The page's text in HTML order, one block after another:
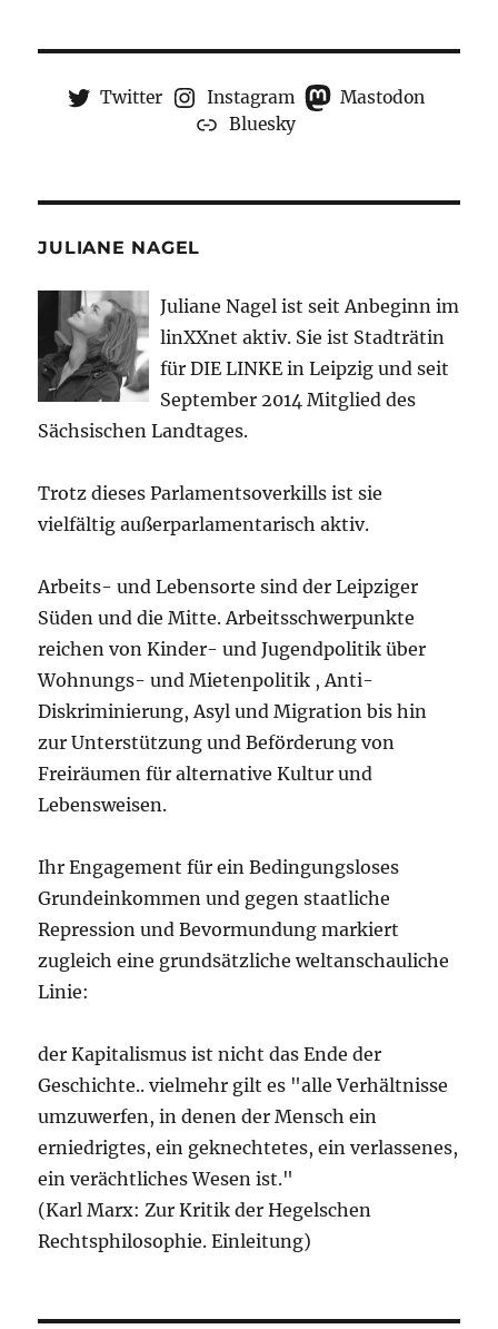
Twitter Instagram
Mastodon
Bluesky
JULIANE NAGEL
Juliane Nagel ist seit Anbeginn im
linXXnet aktiv. Sie ist Stadträtin
für DIE LINKE in Leipzig und seit
September 2014 Mitglied des
Sächsischen Landtages.
Trotz dieses Parlamentsoverkills ist sie
vielfältig außerparlamentarisch aktiv.
Arbeits- und Lebensorte sind der Leipziger
Süden und die Mitte. Arbeitsschwerpunkte
reichen von Kinder- und Jugendpolitik über
Wohnungs- und Mietenpolitik , Anti-
Diskriminierung, Asyl und Migration bis hin
zur Unterstützung und Beförderung von
Freiräumen für alternative Kultur und
Lebensweisen.
Ihr Engagement für ein Bedingungsloses
Grundeinkommen und gegen staatliche
Repression und Bevormundung markiert
zugleich eine grundsätzliche weltanschauliche
Linie:
der Kapitalismus ist nicht das Ende der
Geschichte.. vielmehr gilt es "alle Verhältnisse
umzuwerfen, in denen der Mensch ein
erniedrigtes, ein geknechtetes, ein verlassenes,
ein verächtliches Wesen ist."
(Karl Marx: Zur Kritik der Hegelschen
Rechtsphilosophie. Einleitung)